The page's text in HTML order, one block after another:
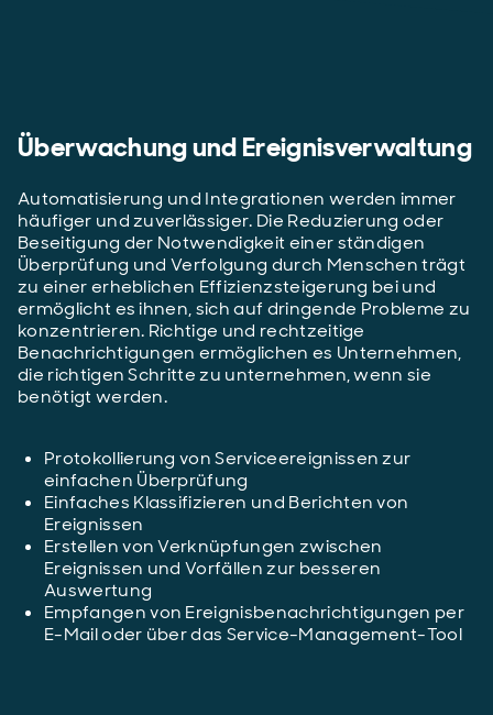
Überwachung und Ereignisverwaltung
Automatisierung und Integrationen werden immer
häufiger und zuverlässiger. Die Reduzierung oder
Beseitigung der Notwendigkeit einer ständigen
Überprüfung und Verfolgung durch Menschen trägt
zu einer erheblichen Effizienzsteigerung bei und
ermöglicht es ihnen, sich auf dringende Probleme zu
konzentrieren. Richtige und rechtzeitige
Benachrichtigungen ermöglichen es Unternehmen,
die richtigen Schritte zu unternehmen, wenn sie
benötigt werden.
Protokollierung von Serviceereignissen zur
einfachen Überprüfung
Einfaches Klassifizieren und Berichten von
Ereignissen
Erstellen von Verknüpfungen zwischen
Ereignissen und Vorfällen zur besseren
Auswertung
Empfangen von Ereignisbenachrichtigungen per
E-Mail oder über das Service-Management-Tool